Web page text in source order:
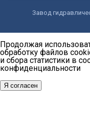
Завод
Продолжая
обработку файлов
и сбора статистики в
конфиденциальности
Я согласен